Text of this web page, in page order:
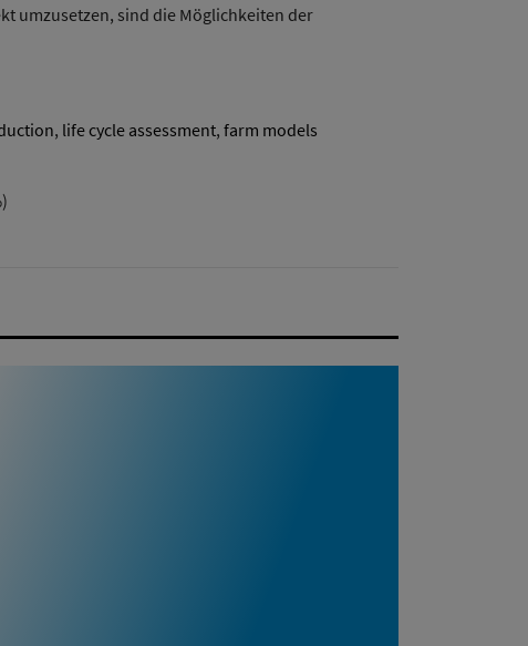
umzusetzen, sind die Möglichkeiten der
, life cycle assessment, farm models